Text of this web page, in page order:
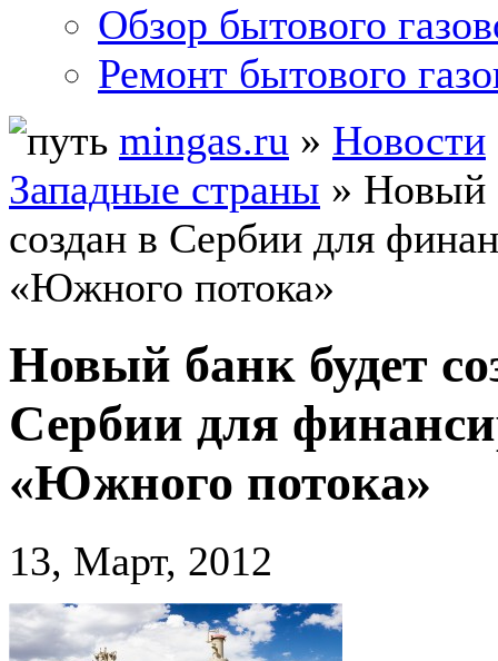
Обзор бытового
Ремонт бытового
mingas.ru » Новости
Западные страны » Новый
создан в Сербии для
«Южного потока»
Новый банк будет
Сербии для
«Южного потока»
13, Март, 2012